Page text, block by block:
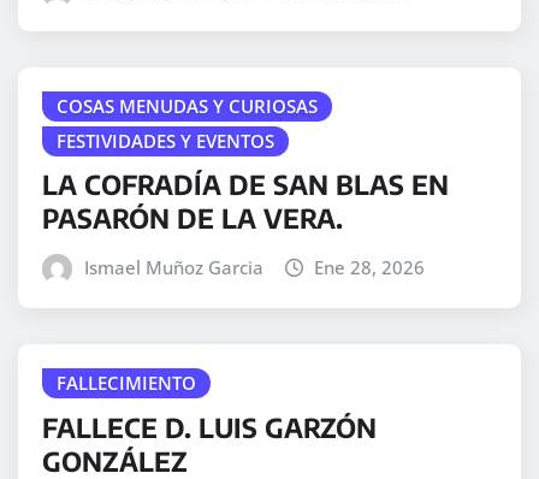
COSAS MENUDAS Y CURIOSAS
FESTIVIDADES Y EVENTOS
LA COFRADÍA DE SAN BLAS EN
PASARÓN DE LA VERA.
Ismael Muñoz Garcia Ene 28, 2026
FALLECIMIENTO
FALLECE D. LUIS GARZÓN
GONZÁLEZ